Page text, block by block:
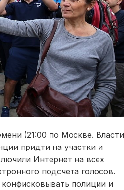
(21:00 по Москве. Власти
придти на участки и
Интернет на всех
подсчета голосов.
конфисковывать полиции и